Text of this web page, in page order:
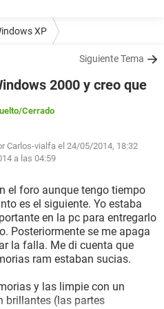
XP
Siguiente Tema
2000 y creo que
/Cerrado
Carlos-vialfa el 24/05/2014, 18:32
a las 04:59
el foro aunque tengo tiempo
es el siguiente. Yo estaba
en la pc para entregarlo
Posteriormente se me apaga
la falla. Me di cuenta que
ram estaban sucias.
y las limpie con un
brillantes (las partes